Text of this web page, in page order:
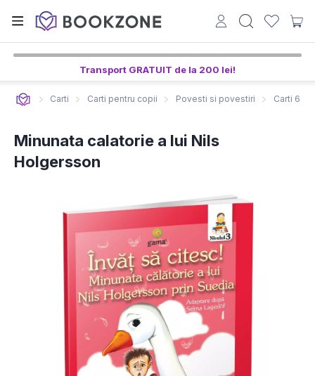
Transport GRATUIT de la 200 lei!
Carti Carti pentru copii Povesti si povestiri Carti 6-8
Minunata calatorie a lui Nils
Holgersson